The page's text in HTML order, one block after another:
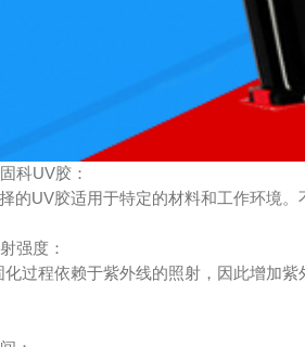
科UV胶：
的UV胶适用于特定的材料和工作环境
强度：
化过程依赖于紫外线的照射，因此增加